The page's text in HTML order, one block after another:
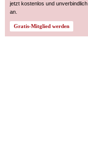
jetzt kostenlos und unverbindlich
an.